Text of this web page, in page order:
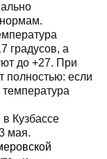
градусов, а
до +27. При
полностью: если
температура
Кузбассе
мая.